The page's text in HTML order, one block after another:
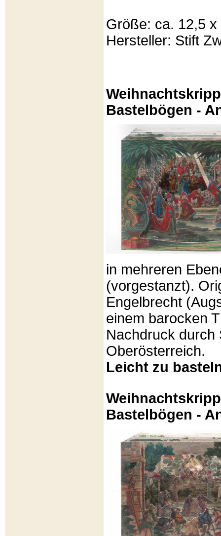
Größe: ca. 12,5 x
Hersteller: Stift
Bastelbögen -
in mehreren
(vorgestanzt).
Engelbrecht
einem barocken
Nachdruck durch
Oberösterreich.
Leicht zu
Bastelbögen -